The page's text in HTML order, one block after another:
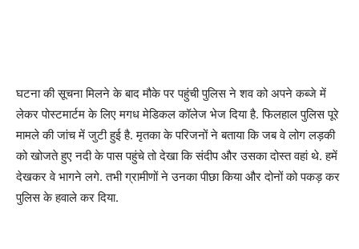
घटना की सूचना मिलने के बाद मौके पर पहुंची पुलिस ने शव को अपने कब्जे में
लेकर पोस्टमार्टम के लिए मगध मेडिकल कॉलेज भेज दिया है. फिलहाल पुलिस पूरे
मामले की जांच में जुटी हुई है. मृतका के परिजनों ने बताया कि जब वे लोग लड़की
को खोजते हुए नदी के पास पहुंचे तो देखा कि संदीप और उसका दोस्त वहां थे. हमें
देखकर वे भागने लगे. तभी ग्रामीणों ने उनका पीछा किया और दोनों को पकड़ कर
पुलिस के हवाले कर दिया.